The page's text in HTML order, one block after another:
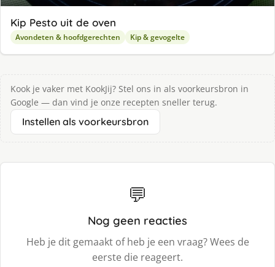
Kip Pesto uit de oven
Avondeten & hoofdgerechten Kip & gevogelte
Kook je vaker met KookJij? Stel ons in als voorkeursbron in
Google — dan vind je onze recepten sneller terug.
Instellen als voorkeursbron
💬
Nog geen reacties
Heb je dit gemaakt of heb je een vraag? Wees de
eerste die reageert.